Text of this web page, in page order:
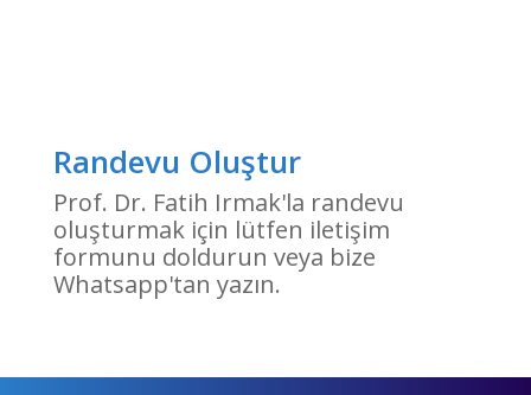
Randevu Oluştur
Prof. Dr. Fatih Irmak'la randevu
oluşturmak için lütfen iletişim
formunu doldurun veya bize
Whatsapp'tan yazın.